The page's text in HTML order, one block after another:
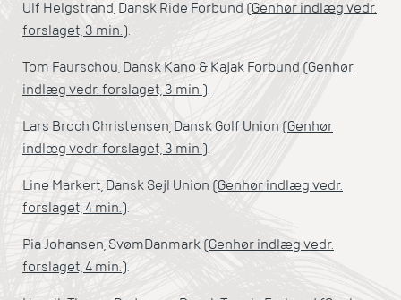
Ulf Helgstrand, Dansk Ride Forbund (Genhør indlæg vedr.
forslaget, 3 min.).
Tom Faurschou, Dansk Kano & Kajak Forbund (Genhør
indlæg vedr. forslaget, 3 min.).
Lars Broch Christensen, Dansk Golf Union (Genhør
indlæg vedr. forslaget, 3 min.).
Line Markert, Dansk Sejl Union (Genhør indlæg vedr.
forslaget, 4 min.).
Pia Johansen, SvømDanmark (Genhør indlæg vedr.
forslaget, 4 min.).